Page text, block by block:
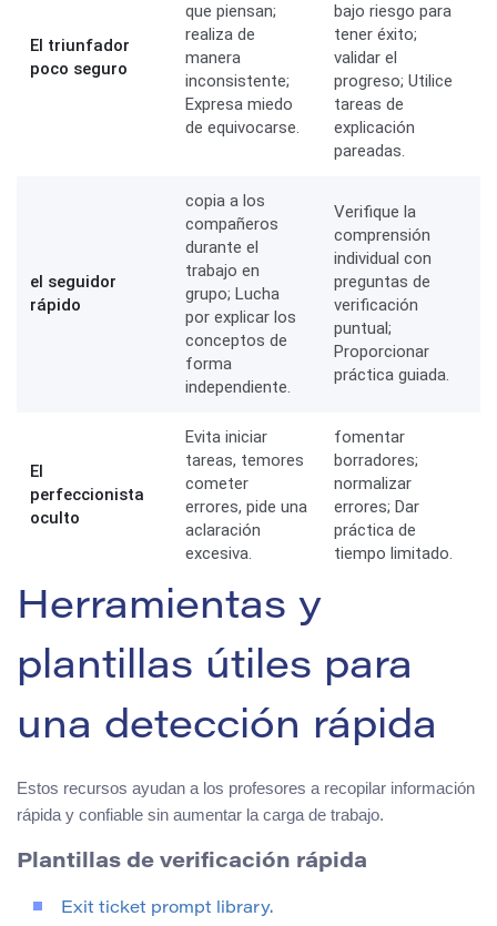
El triunfador
poco seguro
que piensan;
realiza de
manera
inconsistente;
Expresa miedo
de equivocarse.
bajo riesgo para
tener éxito;
validar el
progreso; Utilice
tareas de
explicación
pareadas.
el seguidor
rápido
copia a los
compañeros
durante el
trabajo en
grupo; Lucha
por explicar los
conceptos de
forma
independiente.
Verifique la
comprensión
individual con
preguntas de
verificación
puntual;
Proporcionar
práctica guiada.
El
perfeccionista
oculto
Evita iniciar
tareas, temores
cometer
errores, pide una
aclaración
excesiva.
fomentar
borradores;
normalizar
errores; Dar
práctica de
tiempo limitado.
Herramientas y
plantillas útiles para
una detección rápida
Estos recursos ayudan a los profesores a recopilar información
rápida y confiable sin aumentar la carga de trabajo.
Plantillas de verificación rápida
Exit ticket prompt library.